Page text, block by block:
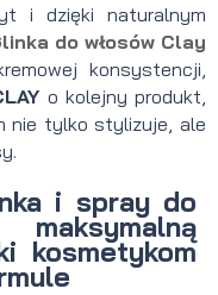
i dzięki naturalnym
do włosów Clay
konsystencji,
o kolejny produkt,
nie tylko stylizuje, ale
i spray do
kosmetykom